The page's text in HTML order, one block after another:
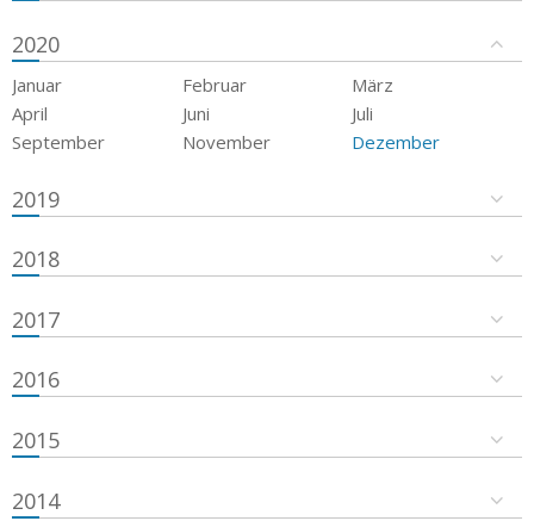
2020
Januar Februar
März
April
Juni
Juli
September
November Dezember
2019
2018
2017
2016
2015
2014